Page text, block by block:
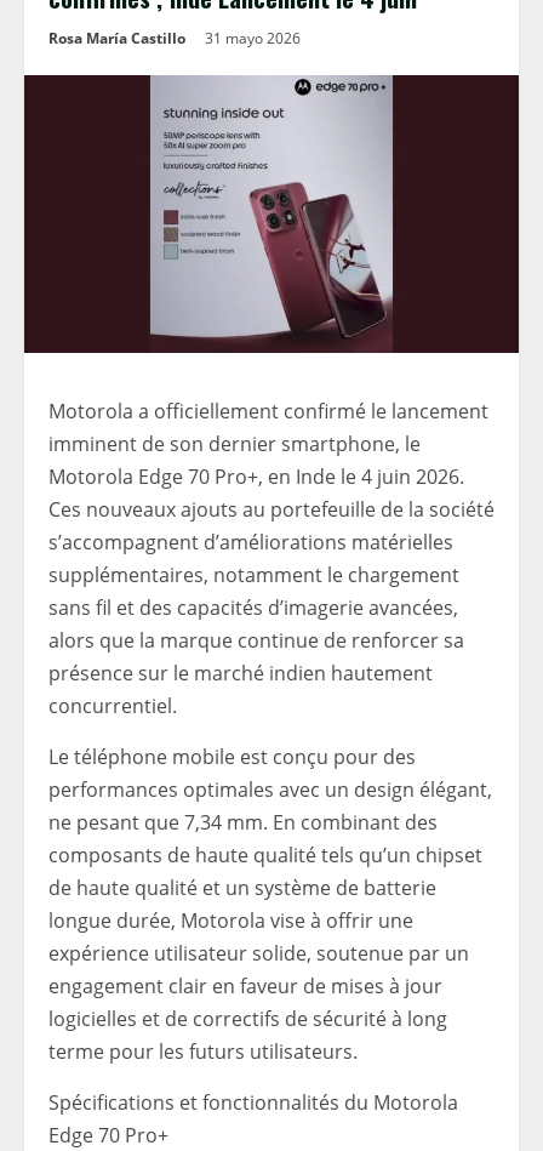
Rosa María Castillo 31 mayo 2026
Motorola a officiellement confirmé le lancement
imminent de son dernier smartphone, le
Motorola Edge 70 Pro+, en Inde le 4 juin 2026.
Ces nouveaux ajouts au portefeuille de la société
s’accompagnent d’améliorations matérielles
supplémentaires, notamment le chargement
sans fil et des capacités d’imagerie avancées,
alors que la marque continue de renforcer sa
présence sur le marché indien hautement
concurrentiel.
Le téléphone mobile est conçu pour des
performances optimales avec un design élégant,
ne pesant que 7,34 mm. En combinant des
composants de haute qualité tels qu’un chipset
de haute qualité et un système de batterie
longue durée, Motorola vise à offrir une
expérience utilisateur solide, soutenue par un
engagement clair en faveur de mises à jour
logicielles et de correctifs de sécurité à long
terme pour les futurs utilisateurs.
Spécifications et fonctionnalités du Motorola
Edge 70 Pro+